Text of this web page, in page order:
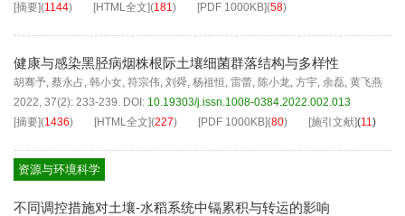
[摘要](1144) [HTML全文](181) [PDF 1000KB](58)
健康与感染黑胫病烟株根际土壤细菌群落结构与多样性
胡骞予, 蔡永占, 韩小女, 符宗伟, 刘舜, 杨祖恒, 雷蕾, 陈小龙, 方宇, 余磊, 黄飞燕
2022, 37(2): 233-239. DOI: 10.19303/j.issn.1008-0384.2022.002.013
[摘要](1436) [HTML全文](227) [PDF 1000KB](80) [施引文献](11)
资源与环境科学
不同调控措施对土壤-水稻系统中镉累积与转运的影响